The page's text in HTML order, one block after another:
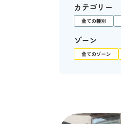
カテゴリー
全ての種別
ゾーン
全てのゾーン